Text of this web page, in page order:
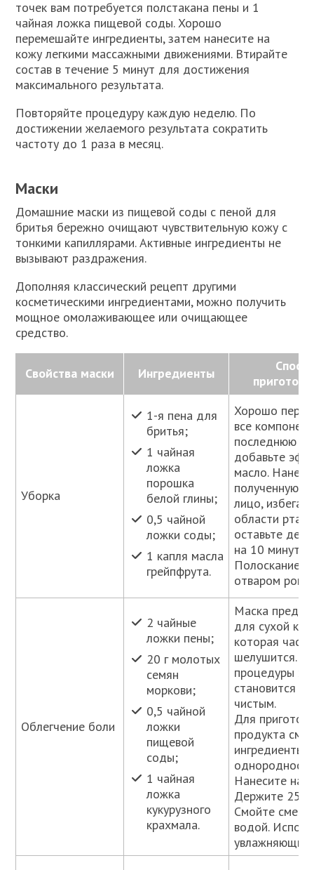
точек вам потребуется полстакана пены и 1
чайная ложка пищевой соды. Хорошо
перемешайте ингредиенты, затем нанесите на
кожу легкими массажными движениями. Втирайте
состав в течение 5 минут для достижения
максимального результата.
Повторяйте процедуру каждую неделю. По
достижении желаемого результата сократить
частоту до 1 раза в месяц.
Маски
Домашние маски из пищевой соды с пеной для
бритья бережно очищают чувствительную кожу с
тонкими капиллярами. Активные ингредиенты не
вызывают раздражения.
Дополняя классический рецепт другими
косметическими ингредиентами, можно получить
мощное омолаживающее или очищающее
средство.
Свойства маски Ингредиенты
Уборка
1-я пена для
бритья;
1 чайная
ложка
порошка
белой глины;
0,5 чайной
ложки соды;
1 капля масла
грейпфрута.
Хорошо
все
последнюю
добавьте
масло.
полученную
лицо, избегая
области рта и
оставьте
на 10 минут.
Полоскание
отваром
Облегчение боли
2 чайные
ложки пены;
20 г молотых
семян
моркови;
0,5 чайной
ложки
пищевой
соды;
1 чайная
ложка
кукурузного
крахмала.
Маска
для сухой
которая часто
шелушится.
процедуры
становится
чистым.
Для
продукта
ингредиенты
Нанесите на
Держите 25
Смойте смесь
водой.
увлажняющий